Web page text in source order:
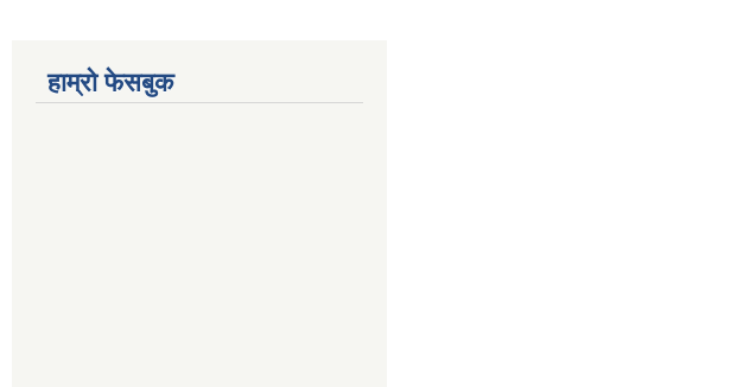
हाम्रो फेसबुक